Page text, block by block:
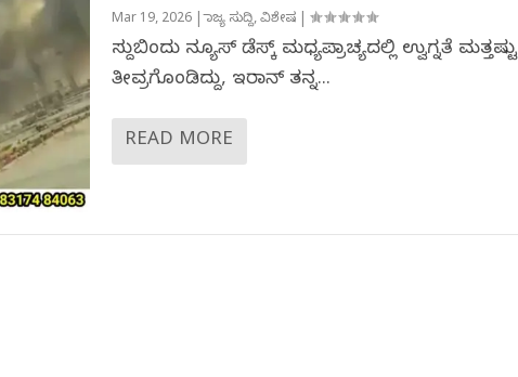
Mar 19, 2026|ರಾಜ್ಯ ಸುದ್ದಿ,ವಿಶೇಷ|
ಸುದ್ದಿಬಿಂದು ನ್ಯೂಸ್ ಡೆಸ್ಕ್ ಮಧ್ಯಪ್ರಾಚ್ಯದಲ್ಲಿ ಉದ್ವಿಗ್ನತೆ ಮತ್ತಷ್ಟು
ತೀವ್ರಗೊಂಡಿದ್ದು, ಇರಾನ್ ತನ್ನ...
READ MORE